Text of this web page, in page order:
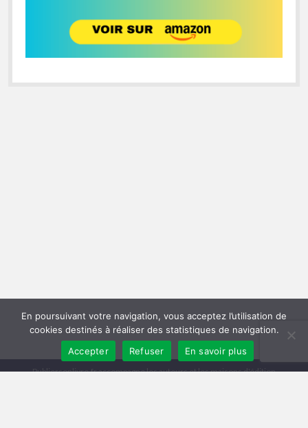
Publiersonlivre.fr accompagne les auteurs et les maisons d'édition
En poursuivant votre navigation, vous acceptez l’utilisation de
cookies destinés à réaliser des statistiques de navigation.
Accepter
Refuser En savoir plus